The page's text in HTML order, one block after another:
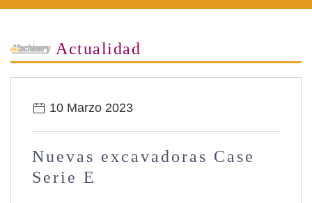
Actualidad
10 Marzo 2023
Nuevas excavadoras Case
Serie E